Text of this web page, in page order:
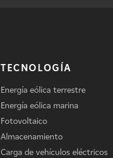
TECNOLOGÍA
Energía eólica terrestre
Energía eólica marina
Fotovoltaico
Almacenamiento
Carga de vehículos eléctricos